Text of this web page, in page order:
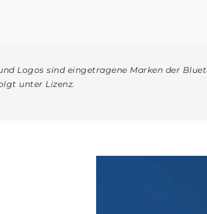
Logos sind eingetragene Marken der
unter Lizenz.